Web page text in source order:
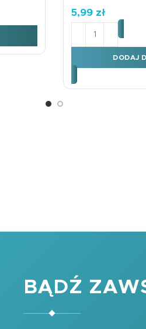
5,99 zł
ilość Kartka
DODAJ
BĄDŹ